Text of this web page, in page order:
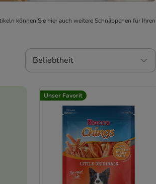
können Sie hier auch weitere Schnäppchen für Ihren
Beliebtheit
Unser Favorit